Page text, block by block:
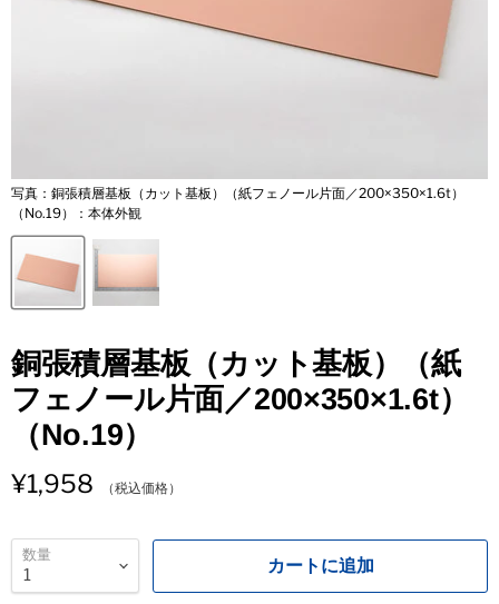
写真：銅張積層基板（カット基板）（紙フェノール片面／200×350×1.6t）
（No.19）：本体外観
銅張積層基板（カット基板）（紙
フェノール片面／200×350×1.6t）
（No.19）
¥1,958 （税込価格）
数量
カートに追加